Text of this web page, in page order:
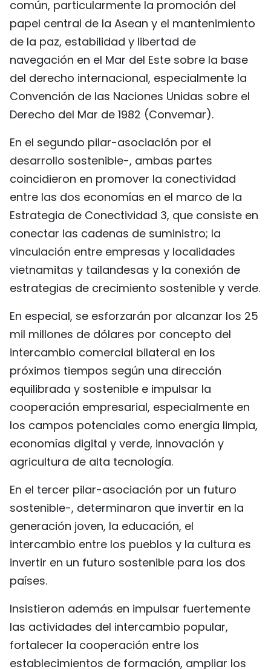
común, particularmente la promoción del
papel central de la Asean y el mantenimiento
de la paz, estabilidad y libertad de
navegación en el Mar del Este sobre la base
del derecho internacional, especialmente la
Convención de las Naciones Unidas sobre el
Derecho del Mar de 1982 (Convemar).
En el segundo pilar-asociación por el
desarrollo sostenible-, ambas partes
coincidieron en promover la conectividad
entre las dos economías en el marco de la
Estrategia de Conectividad 3, que consiste en
conectar las cadenas de suministro; la
vinculación entre empresas y localidades
vietnamitas y tailandesas y la conexión de
estrategias de crecimiento sostenible y verde.
En especial, se esforzarán por alcanzar los 25
mil millones de dólares por concepto del
intercambio comercial bilateral en los
próximos tiempos según una dirección
equilibrada y sostenible e impulsar la
cooperación empresarial, especialmente en
los campos potenciales como energía limpia,
economías digital y verde, innovación y
agricultura de alta tecnología.
En el tercer pilar-asociación por un futuro
sostenible-, determinaron que invertir en la
generación joven, la educación, el
intercambio entre los pueblos y la cultura es
invertir en un futuro sostenible para los dos
países.
Insistieron además en impulsar fuertemente
las actividades del intercambio popular,
fortalecer la cooperación entre los
establecimientos de formación, ampliar los